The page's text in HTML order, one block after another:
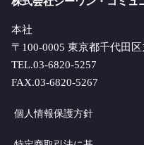
本社
〒100-0005 東京都千代田
TEL.03-6820-5257
FAX.03-6820-5267
個人情報保護方針